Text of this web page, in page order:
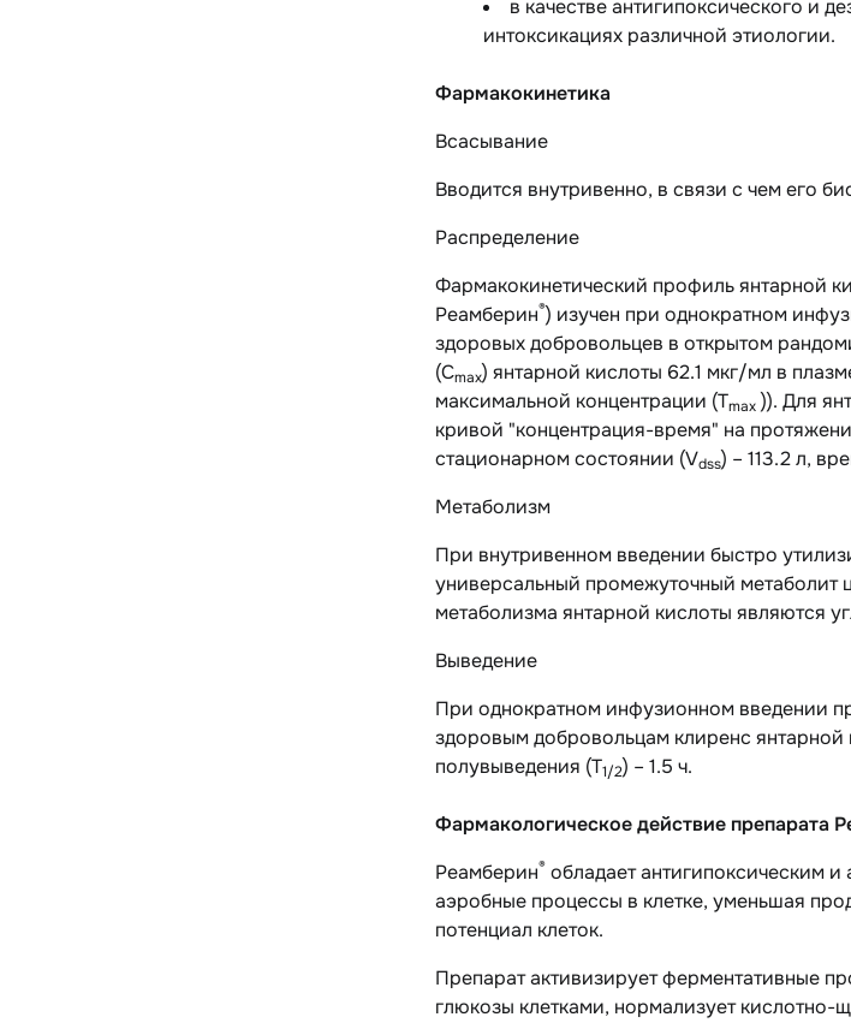
в качестве антигипоксического и
интоксикациях различной этиологии.
Фармакокинетика
Всасывание
Вводится внутривенно, в связи с чем его
Распределение
Фармакокинетический профиль янтарной
Реамберин®) изучен при однократном
здоровых добровольцев в открытом
(Cmax) янтарной кислоты 62.1 мкг/мл в
максимальной концентрации (Tmax)). Для
кривой "концентрация-время" на
стационарном состоянии (Vdss) – 113.2 л,
Метаболизм
При внутривенном введении быстро
универсальный промежуточный метаболит
метаболизма янтарной кислоты являются
Выведение
При однократном инфузионном введении
здоровым добровольцам клиренс янтарной
полувыведения (T1/2) – 1.5 ч.
Фармакологическое действие препарата
Реамберин® обладает антигипоксическим
аэробные процессы в клетке, уменьшая
потенциал клеток.
Препарат активизирует ферментативные
глюкозы клетками, нормализует